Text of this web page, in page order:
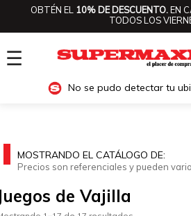
OBTÉN EL 10% DE DESCUENTO.EN
TODOS LOS
☰
No se pudo detectar tu
MOSTRANDO EL CATÁLOGO DE:
Precios son referenciales y pueden
de Vajilla